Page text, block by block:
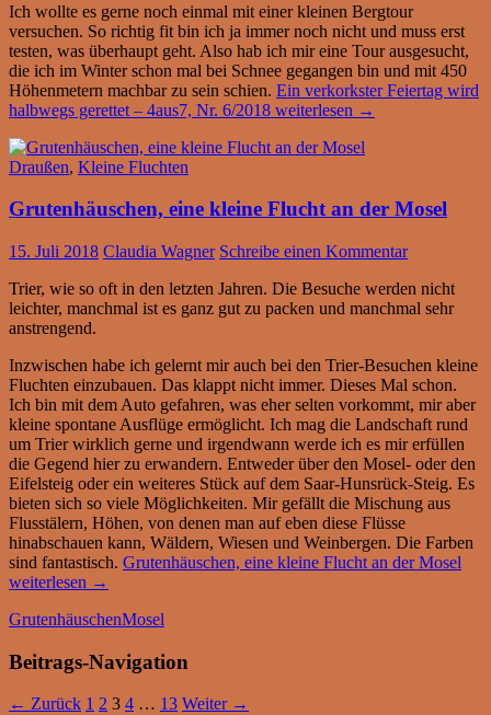
Ich wollte es gerne noch einmal mit einer kleinen Bergtour
versuchen. So richtig fit bin ich ja immer noch nicht und muss erst
testen, was überhaupt geht. Also hab ich mir eine Tour ausgesucht,
die ich im Winter schon mal bei Schnee gegangen bin und mit 450
Höhenmetern machbar zu sein schien. Ein verkorkster Feiertag wird
halbwegs gerettet – 4aus7, Nr. 6/2018 weiterlesen →
Draußen, Kleine Fluchten
Grutenhäuschen, eine kleine Flucht an der Mosel
15. Juli 2018 Claudia Wagner Schreibe einen Kommentar
Trier, wie so oft in den letzten Jahren. Die Besuche werden nicht
leichter, manchmal ist es ganz gut zu packen und manchmal sehr
anstrengend.
Inzwischen habe ich gelernt mir auch bei den Trier-Besuchen kleine
Fluchten einzubauen. Das klappt nicht immer. Dieses Mal schon.
Ich bin mit dem Auto gefahren, was eher selten vorkommt, mir aber
kleine spontane Ausflüge ermöglicht. Ich mag die Landschaft rund
um Trier wirklich gerne und irgendwann werde ich es mir erfüllen
die Gegend hier zu erwandern. Entweder über den Mosel- oder den
Eifelsteig oder ein weiteres Stück auf dem Saar-Hunsrück-Steig. Es
bieten sich so viele Möglichkeiten. Mir gefällt die Mischung aus
Flusstälern, Höhen, von denen man auf eben diese Flüsse
hinabschauen kann, Wäldern, Wiesen und Weinbergen. Die Farben
sind fantastisch. Grutenhäuschen, eine kleine Flucht an der Mosel
weiterlesen →
GrutenhäuschenMosel
Beitrags-Navigation
← Zurück 1 2 3 4 … 13 Weiter →